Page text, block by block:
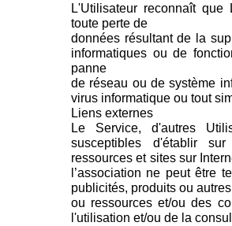
L'Utilisateur reconnaît que
toute perte de
données résultant de la
informatiques ou de
panne
de réseau ou de système
virus informatique ou tout
Liens externes
Le Service, d'autres
susceptibles d'établir
ressources et sites sur
l’association ne peut être
publicités, produits ou
ou ressources et/ou des
l'utilisation et/ou de la